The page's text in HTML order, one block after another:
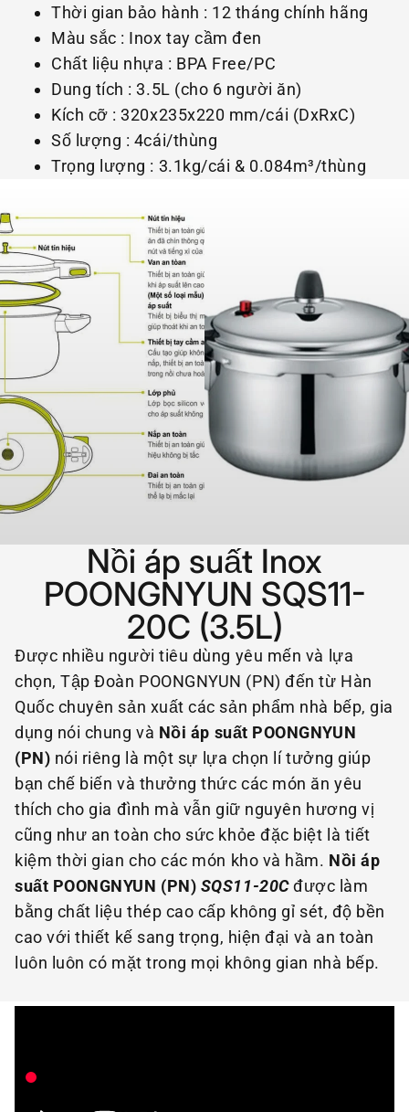
Thời gian bảo hành : 12 tháng chính hãng
Màu sắc : Inox tay cầm đen
Chất liệu nhựa : BPA Free/PC
Dung tích : 3.5L (cho 6 người ăn)
Kích cỡ : 320x235x220 mm/cái (DxRxC)
Số lượng : 4cái/thùng
Trọng lượng : 3.1kg/cái & 0.084m³/thùng
Nồi áp suất Inox
POONGNYUN SQS11-
20C (3.5L)
Được nhiều người tiêu dùng yêu mến và lựa
chọn, Tập Đoàn POONGNYUN (PN) đến từ Hàn
Quốc chuyên sản xuất các sản phẩm nhà bếp, gia
dụng nói chung và Nồi áp suất POONGNYUN
(PN) nói riêng là một sự lựa chọn lí tưởng giúp
bạn chế biến và thưởng thức các món ăn yêu
thích cho gia đình mà vẫn giữ nguyên hương vị
cũng như an toàn cho sức khỏe đặc biệt là tiết
kiệm thời gian cho các món kho và hầm. Nồi áp
suất POONGNYUN (PN) SQS11-20Cđược làm
bằng chất liệu thép cao cấp không gỉ sét, độ bền
cao với thiết kế sang trọng, hiện đại và an toàn
luôn luôn có mặt trong mọi không gian nhà bếp.